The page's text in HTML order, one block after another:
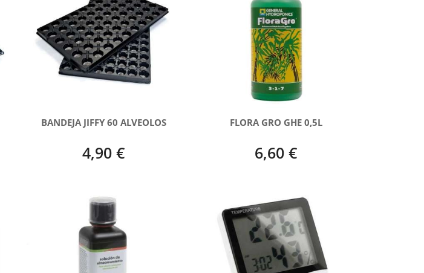
BANDEJA JIFFY 60 ALVEOLOS
4,90 €
FLORA GRO GHE 0,5L
6,60 €